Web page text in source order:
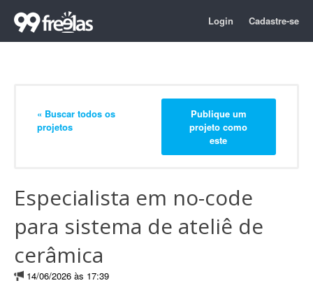
Login Cadastre-se
« Buscar todos os
projetos
Publique um
projeto como
este
Especialista em no-code
para sistema de ateliê de
cerâmica
14/06/2026 às 17:39